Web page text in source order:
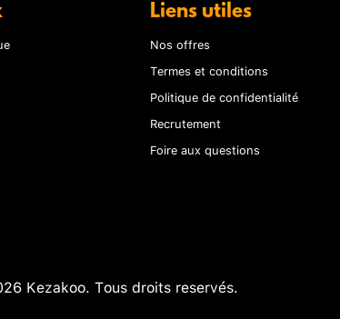
Liens utiles
Nos offres
Termes et conditions
Politique de confidentialité
Recrutement
Foire aux questions
Kezakoo. Tous droits reservés.